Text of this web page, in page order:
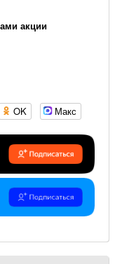
акции
OK Макс